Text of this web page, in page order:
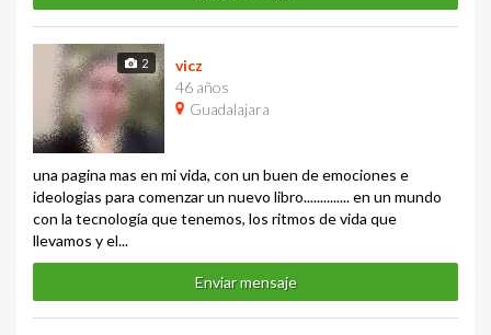
2
vicz
46 años
Guadalajara
una pagina mas en mi vida, con un buen de emociones e
ideologias para comenzar un nuevo libro.............. en un mundo
con la tecnología que tenemos, los ritmos de vida que
llevamos y el...
Enviar mensaje